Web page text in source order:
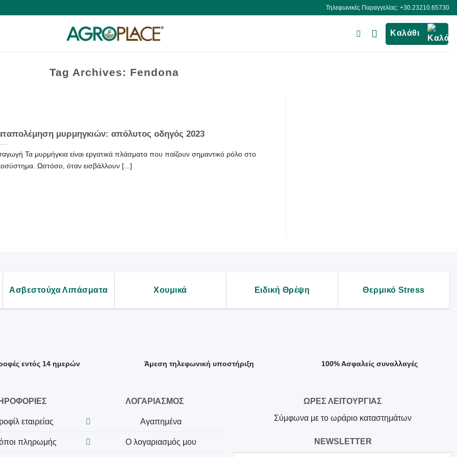
Τηλεφωνικές Παραγγελίας: +30.23210.65730
Καλάθι
Tag Archives: Fendona
μυρμηγκιών: απόλυτος οδηγός 2023
Τα μυρμήγκια είναι εργατικά πλάσματα που παίζουν σημαντικό ρόλο στο
Ωστόσο, όταν εισβάλλουν [...]
Ασβεστούχα Λιπάσματα Χουμικά Ειδική Θρέψη Θερμικό Stress
εντός 14 ημερών Άμεση τηλεφωνική υποστήριξη 100% Ασφαλείς συναλλαγές
εταιρείας
πληρωμής
ΛΟΓΑΡΙΑΣΜΟΣ
Αγαπημένα
Ο λογαριασμός μου
ΩΡΕΣ ΛΕΙΤΟΥΡΓΙΑΣ
Σύμφωνα με το ωράριο καταστημάτων
NEWSLETTER